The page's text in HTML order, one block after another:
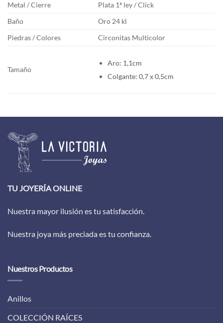
Metal / Cierre
Plata 1ª ley / Click
Baño
Oro 24 kl
Piedras / Colores
Circonitas Multicolor
Tamaño
Aro: 1,1cm
Colgante: 0,7 x 0,5cm
TU JOYERÍA ONLINE
Nuestra mayor ilusión es tu satisfacción.
Nuestra joya más preciada es tu confianza.
Nuestros Productos
Anillos
COLECCIÓN RAÍCES